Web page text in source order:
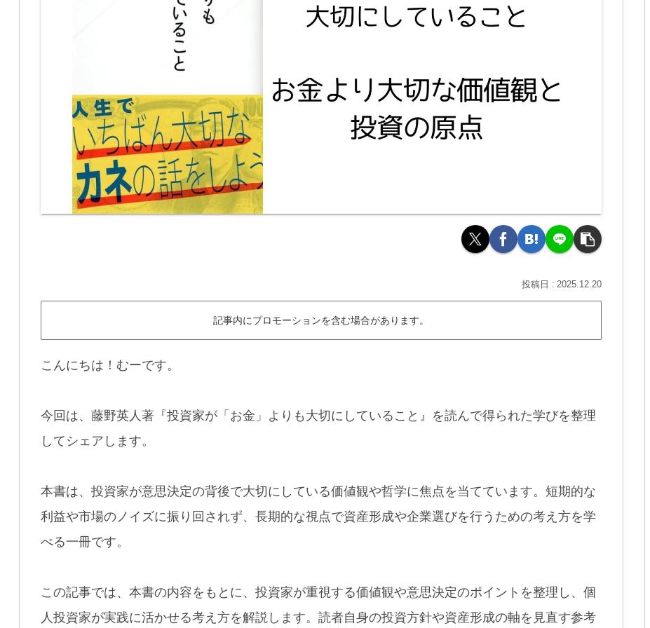
2025.12.20
記事内にプロモーションを含む場合があります。
こんにちは！むーです。
今回は、藤野英人著『投資家が「お金」よりも大切にしていること』を読んで得られた学びを整理
してシェアします。
本書は、投資家が意思決定の背後で大切にしている価値観や哲学に焦点を当てています。短期的な
利益や市場のノイズに振り回されず、長期的な視点で資産形成や企業選びを行うための考え方を学
べる一冊です。
この記事では、本書の内容をもとに、投資家が重視する価値観や意思決定のポイントを整理し、個
人投資家が実践に活かせる考え方を解説します。読者自身の投資方針や資産形成の軸を見直す参考